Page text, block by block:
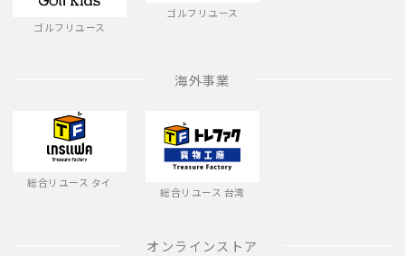
ゴルフリユース
ゴルフリユース
海外事業
総合リユース タイ
総合リユース 台湾
オンラインストア